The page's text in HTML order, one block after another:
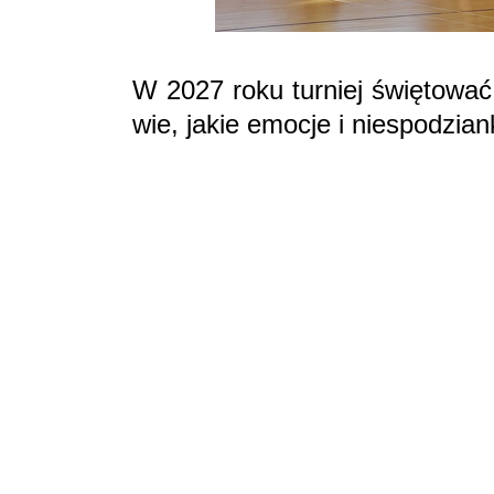
W 2027 roku turniej
wie, jakie emocje i